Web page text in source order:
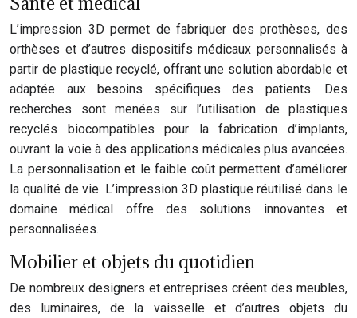
L’impression 3D permet de fabriquer des prothèses, des
orthèses et d’autres dispositifs médicaux personnalisés à
partir de plastique recyclé, offrant une solution abordable et
adaptée aux besoins spécifiques des patients. Des
recherches sont menées sur l’utilisation de plastiques
recyclés biocompatibles pour la fabrication d’implants,
ouvrant la voie à des applications médicales plus avancées.
La personnalisation et le faible coût permettent d’améliorer
la qualité de vie. L’impression 3D plastique réutilisé dans le
domaine médical offre des solutions innovantes et
personnalisées.
Mobilier et objets du quotidien
De nombreux designers et entreprises créent des meubles,
des luminaires, de la vaisselle et d’autres objets du